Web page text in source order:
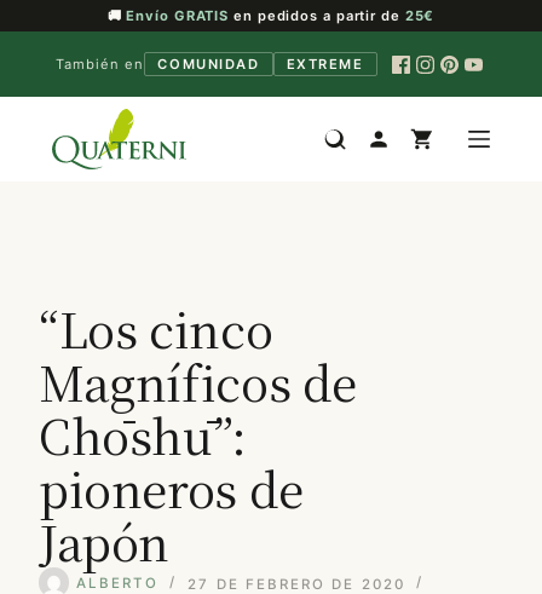
🚚Envío GRATIS en pedidos a partir de 25€
También en COMUNIDAD EXTREME
contenido
“Los cinco
Magníficos de
Chōshū”:
pioneros de
Japón
ALBERTO
27 DE FEBRERO DE 2020